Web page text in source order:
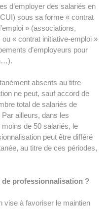
d’employer des salariés en
sous sa forme « contrat
» (associations,
« contrat initiative-emploi »
d’employeurs pour
absents au titre
ne peut, sauf accord de
total de salariés de
Par ailleurs, dans les
de 50 salariés, le
peut être différé
au titre de ces périodes,
de professionnalisation ?
vise à favoriser le maintien